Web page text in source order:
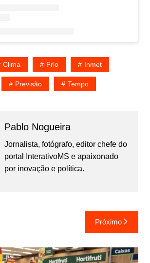
Clima Frio Inmet
Previsão Tempo
Pablo Nogueira
Jornalista, fotógrafo, editor chefe do
portal InterativoMS e apaixonado
por inovação e política.
Próximo